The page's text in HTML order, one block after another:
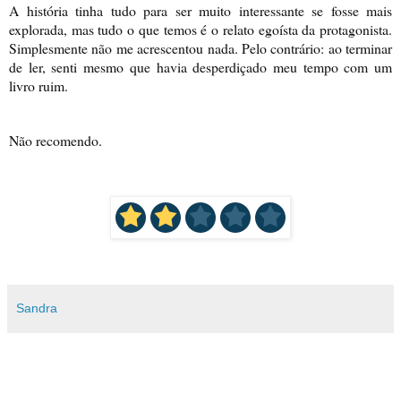
A história tinha tudo para ser muito interessante se fosse mais
explorada, mas tudo o que temos é o relato egoísta da protagonista.
Simplesmente não me acrescentou nada. Pelo contrário: ao terminar
de ler, senti mesmo que havia desperdiçado meu tempo com um
livro ruim.
Não recomendo.
Sandra